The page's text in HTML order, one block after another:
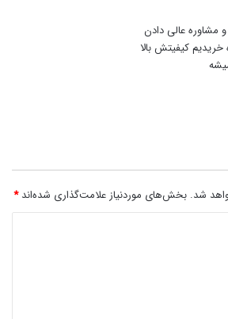
مشاوره عالی دادن
خریدیم کیفیتش بالا
شد. بخش‌های موردنیاز علامت‌گذاری شده‌اند*